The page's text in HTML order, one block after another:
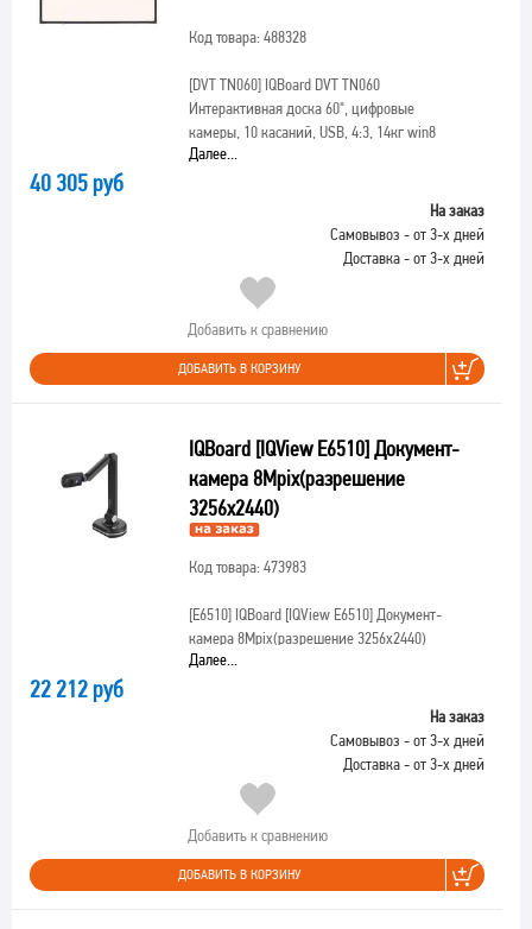
Код товара: 488328
[DVT TN060]IQBoard DVT TN060
Интерактивная доска 60", цифровые
камеры, 10 касаний, USB, 4:3, 14кг win8
Далее...
40 305 руб
На заказ
Самовывоз - от 3-х дней
Доставка - от 3-х дней
Добавить к сравнению
ДОБАВИТЬ В КОРЗИНУ
IQBoard [IQView E6510] Документ-
камера 8Mpix(разрешение
3256х2440)
Код товара: 473983
[E6510]IQBoard [IQView E6510] Документ-
камера 8Mpix(разрешение 3256х2440)
Далее...
22 212 руб
На заказ
Самовывоз - от 3-х дней
Доставка - от 3-х дней
Добавить к сравнению
ДОБАВИТЬ В КОРЗИНУ